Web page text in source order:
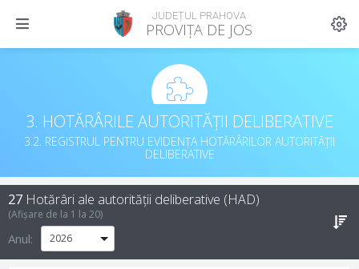
JUDEȚUL PRAHOVA
PROVIȚA DE JOS
3. HOTĂRÂRILE AUTORITĂȚII DELIBERATIVE
3.2. REGISTRUL PENTRU EVIDENȚA HOTĂRÂRILOR AUTORITĂȚII
DELIBERATIVE
27 Hotărâri ale autorității deliberative (HAD)
(Afișare de la 1 la 20)
Anul: